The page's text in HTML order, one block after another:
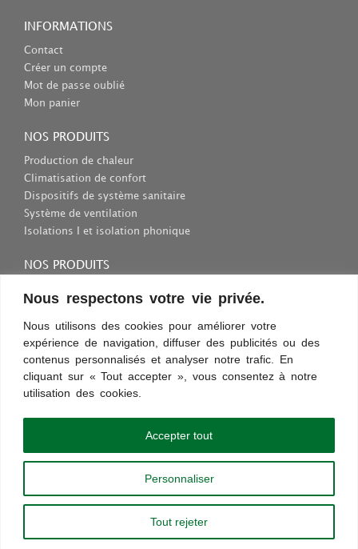
Nous respectons votre vie privée.
Nous utilisons des cookies pour améliorer votre
expérience de navigation, diffuser des publicités ou des
contenus personnalisés et analyser notre trafic. En
cliquant sur « Tout accepter », vous consentez à notre
utilisation des cookies.
Personnaliser
Tout rejeter
Accepter tout
INFORMATIONS
Contact
Créer un compte
Mot de passe oublié
Mon panier
NOS PRODUITS
Production de chaleur
Climatisation de confort
Dispositifs de système sanitaire
Système de ventilation
Isolations I et isolation phonique
NOS PRODUITS
Inscriptions et fixations
Protection au travail
Sélection des appareils sanitaires
Conditions d’utilisation
Paiement sécurisé
Création des sites web parEnoxone